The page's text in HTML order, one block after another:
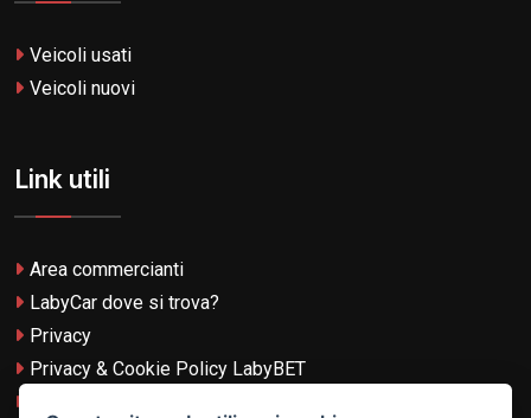
Veicoli usati
Veicoli nuovi
Link utili
Area commercianti
LabyCar dove si trova?
Privacy
Privacy & Cookie Policy LabyBET